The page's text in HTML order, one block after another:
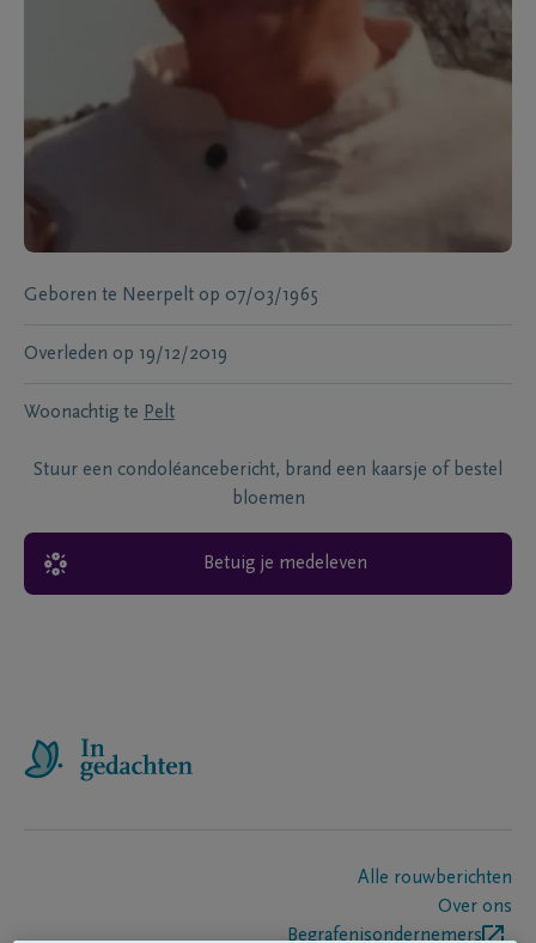
Geboren te Neerpelt op 07/03/1965
Overleden op 19/12/2019
Woonachtig te Pelt
Stuur een condoléancebericht, brand een kaarsje of bestel
bloemen
Betuig je medeleven
Alle rouwberichten
Over ons
Begrafenisondernemers